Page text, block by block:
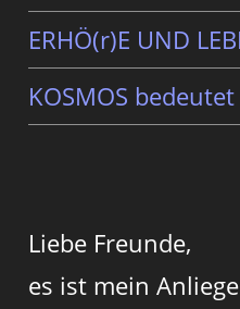
ERHÖ(r)E UND
KOSMOS
Liebe Freunde,
es ist mein